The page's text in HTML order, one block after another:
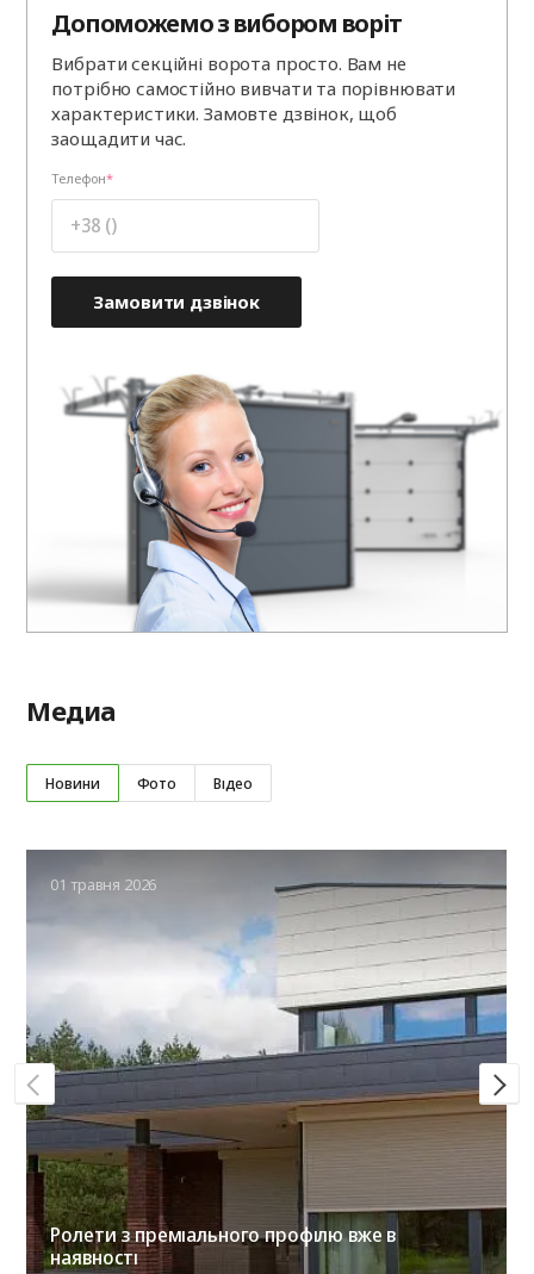
Допоможемо з вибором воріт
Вибрати секційні ворота просто. Вам не
потрібно самостійно вивчати та порівнювати
характеристики. Замовте дзвінок, щоб
заощадити час.
Телефон
Замовити дзвінок
Медиа
Новини Фото Відео
01 травня 2026
Ролети з преміального профілю вже в
наявності